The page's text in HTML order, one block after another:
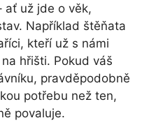
ať ⁢už jde o věk,
Například štěňata
kteří už s námi
hřišti. ‌Pokud ⁣váš
pravděpodobně
potřebu než‍ ten,
povaluje.